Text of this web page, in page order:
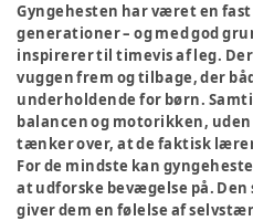
Gyngehesten har været en
generationer – og med god
inspirerer til timevis af leg.
vuggen frem og tilbage, der
underholdende for børn.
balancen og motorikken,
tænker over, at de faktisk
For de mindste kan
at udforske bevægelse på.
giver dem en følelse af